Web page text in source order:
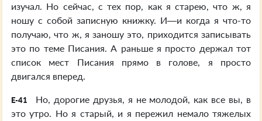
изучал. Но сейчас, с тех пор, как я старею, что ж, я
ношу с собой записную книжку. И—и когда я что-то
получаю, что ж, я заношу это, приходится записывать
это по теме Писания. А раньше я просто держал тот
список мест Писания прямо в голове, я просто
двигался вперед.
E-41
Но, дорогие друзья, я не молодой, как все вы, в
это утро. Но я старый, и я пережил немало тяжелых